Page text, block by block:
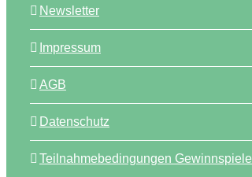
Newsletter
Impressum
AGB
Datenschutz
Teilnahmebedingungen Gewinnspiele